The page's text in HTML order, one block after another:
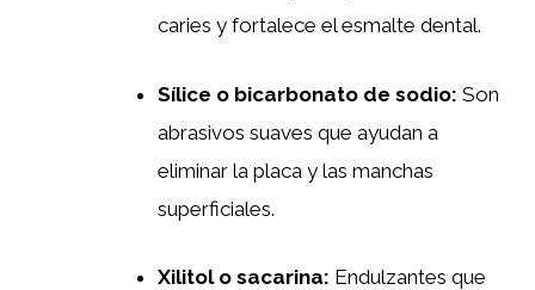
caries y fortalece el esmalte dental.
Sílice o bicarbonato de sodio: Son
abrasivos suaves que ayudan a
eliminar la placa y las manchas
superficiales.
Xilitol o sacarina: Endulzantes que